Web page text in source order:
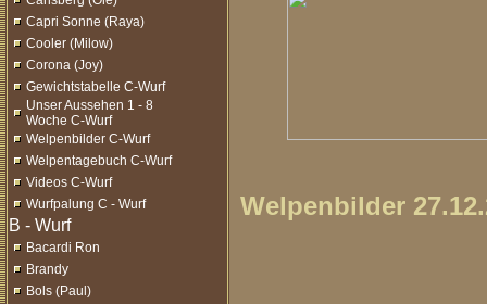
Capri Sonne (Raya)
Cooler (Milow)
Corona (Joy)
Gewichtstabelle C-Wurf
Unser Aussehen 1 - 8
Woche C-Wurf
Welpenbilder C-Wurf
Welpentagebuch C-Wurf
Videos C-Wurf
Wurfpalung C - Wurf
Bacardi Ron
Brandy
Bols (Paul)
Welpenbilder